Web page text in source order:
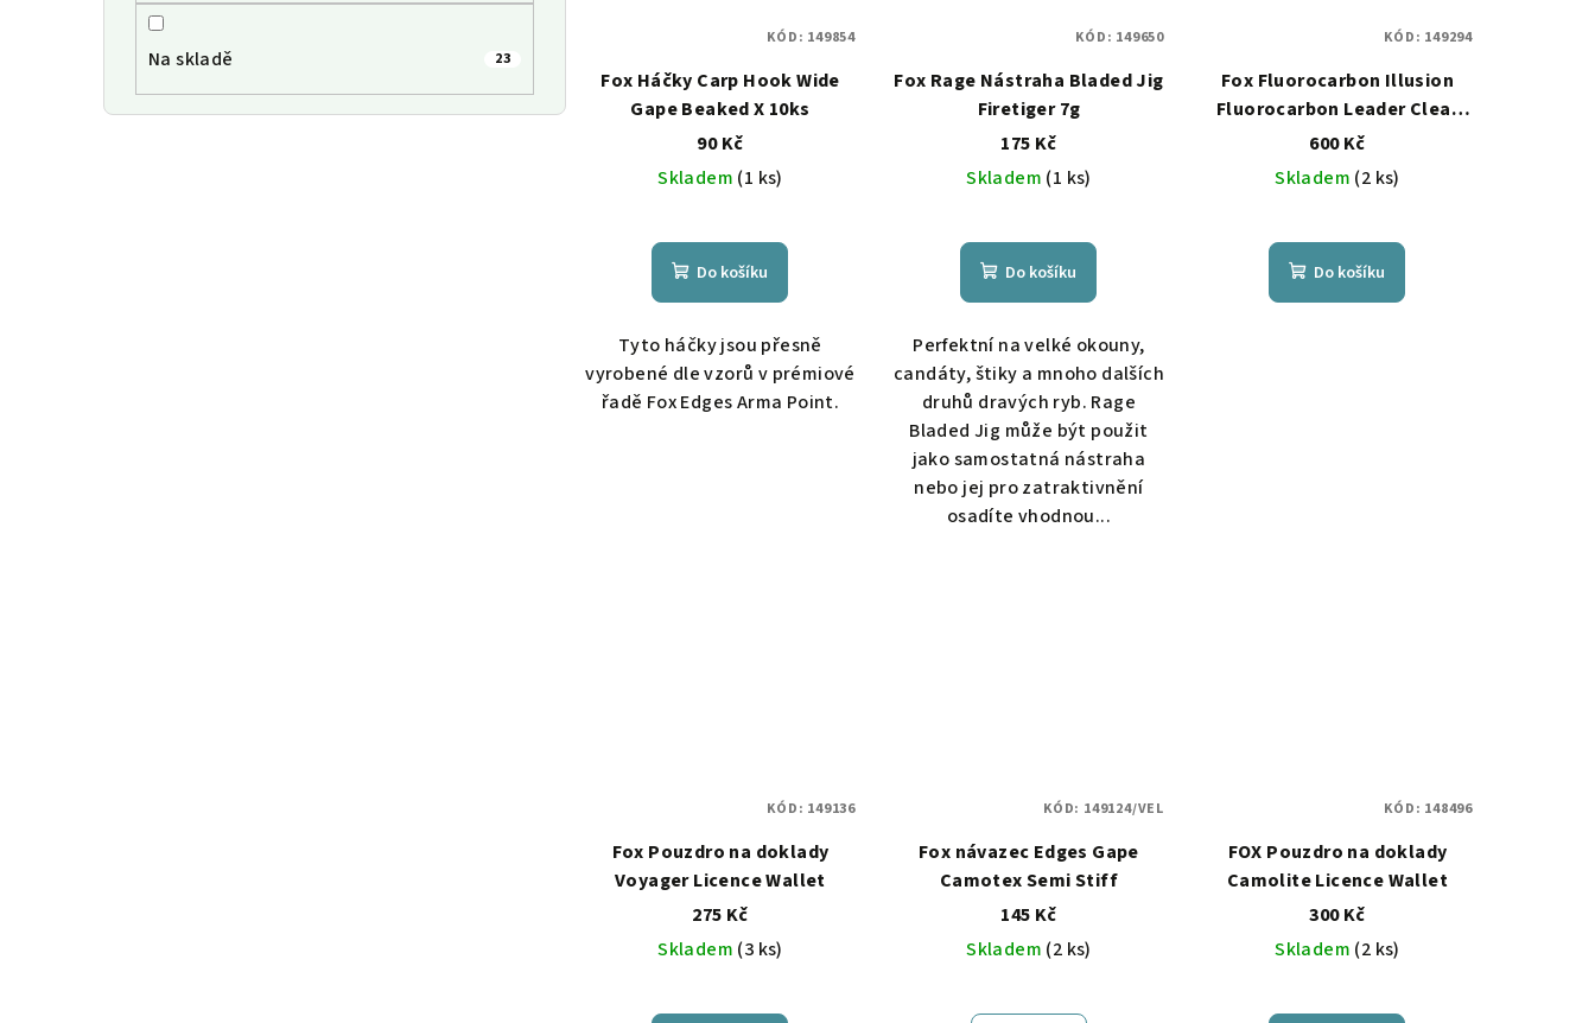
Na skladě 23
Fox Háčky Carp Hook Wide
Gape Beaked X 10ks
90 Kč
Skladem (1 ks)
Do košíku
Tyto háčky jsou přesně
vyrobené dle vzorů v prémiové
řadě Fox Edges Arma Point.
KÓD: 149854
Fox Rage Nástraha Bladed Jig
Firetiger 7g
175 Kč
Skladem (1 ks)
Do košíku
Perfektní na velké okouny,
candáty, štiky a mnoho dalších
druhů dravých ryb. Rage
Bladed Jig může být použit
jako samostatná nástraha
nebo jej pro zatraktivnění
osadíte vhodnou...
KÓD: 149650
Fox Fluorocarbon Illusion
Fluorocarbon Leader Clear
50m
600 Kč
Skladem (2 ks)
Do košíku
KÓD: 149294
Fox Pouzdro na doklady
Voyager Licence Wallet
275 Kč
Skladem (3 ks)
KÓD: 149136
Fox návazec Edges Gape
Camotex Semi Stiff
145 Kč
Skladem (2 ks)
KÓD: 149124/VEL
FOX Pouzdro na doklady
Camolite Licence Wallet
300 Kč
Skladem (2 ks)
KÓD: 148496